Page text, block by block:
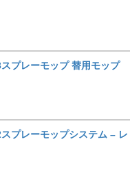
プレーモップ 替用モップ
プレーモップシステム – レ